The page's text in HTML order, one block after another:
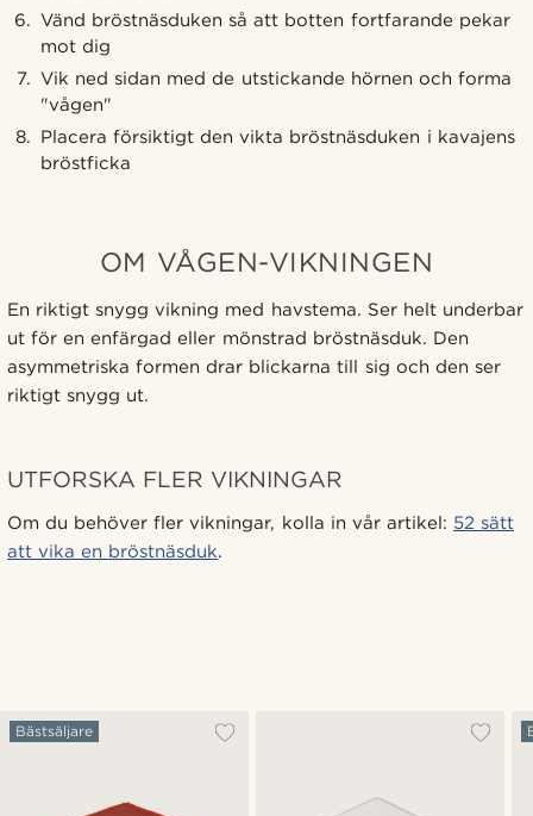
Vänd bröstnäsduken så att botten fortfarande pekar
mot dig
Vik ned sidan med de utstickande hörnen och forma
"vågen"
Placera försiktigt den vikta bröstnäsduken i kavajens
bröstficka
OM VÅGEN-VIKNINGEN
En riktigt snygg vikning med havstema. Ser helt underbar
ut för en enfärgad eller mönstrad bröstnäsduk. Den
asymmetriska formen drar blickarna till sig och den ser
riktigt snygg ut.
UTFORSKA FLER VIKNINGAR
Om du behöver fler vikningar, kolla in vår artikel: 52 sätt
att vika en bröstnäsduk.
Bästsäljare